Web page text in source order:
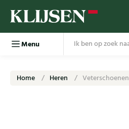
Menu
Home Heren Veterschoenen